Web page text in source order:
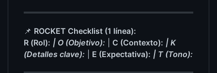
📌 ROCKET Checklist (1 línea):
R (Rol): | O (Objetivo): C (Contexto): | K
(Detalles clave):
E (Expectativa): | T (Tono):